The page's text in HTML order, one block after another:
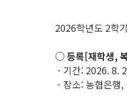
2026학년도 2학
○ 등록[재학생,
- 기간: 2026. 8.
- 장소: 농협은행,